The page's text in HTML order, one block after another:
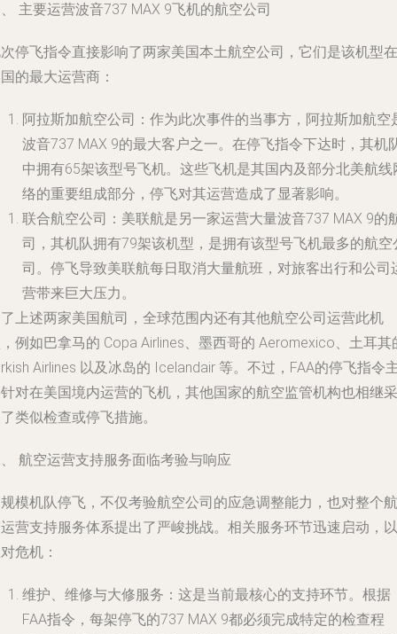
主要运营波音737 MAX 9飞机的航空公司
停飞指令直接影响了两家美国本土航空公司，它们是该机型在
的最大运营商：
阿拉斯加航空公司 ：作为此次事件的当事方，阿拉斯加航空
波音737 MAX 9的最大客户之一。在停飞指令下达时，其机
中拥有65架该型号飞机。这些飞机是其国内及部分北美航线
络的重要组成部分，停飞对其运营造成了显著影响。
联合航空公司 ：美联航是另一家运营大量波音737 MAX 9的
司，其机队拥有79架该机型，是拥有该型号飞机最多的航空
司。停飞导致美联航每日取消大量航班，对旅客出行和公司
营带来巨大压力。
上述两家美国航司，全球范围内还有其他航空公司运营此机
例如巴拿马的 Copa Airlines、墨西哥的 Aeromexico、土耳其
Airlines 以及冰岛的 Icelandair 等。不过，FAA的停飞指令
对在美国境内运营的飞机，其他国家的航空监管机构也相继采
类似检查或停飞措施。
航空运营支持服务面临考验与响应
模机队停飞，不仅考验航空公司的应急调整能力，也对整个航
营支持服务体系提出了严峻挑战。相关服务环节迅速启动，以
危机：
维护、维修与大修服务 ：这是当前最核心的支持环节。根据
FAA指令，每架停飞的737 MAX 9都必须完成特定的检查程